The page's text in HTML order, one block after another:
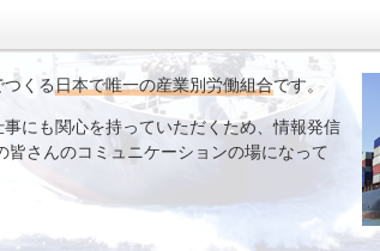
くる日本で唯一の産業別労働組合です。
にも関心を持っていただくため、情報発信
さんのコミュニケーションの場になって